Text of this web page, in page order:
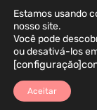
Nossos
Galeria de
Política de
Marca Registrada ©
Estamos usando
nosso site.
Você pode
ou desativá-los
Aceitar